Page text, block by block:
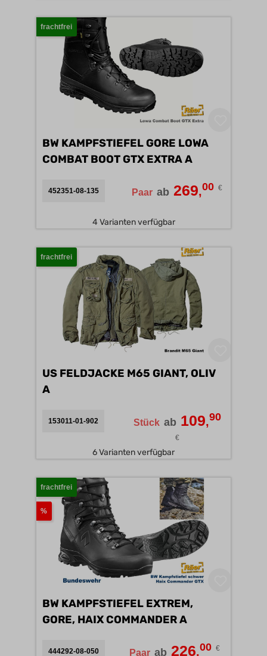
frachtfrei
BW KAMPFSTIEFEL GORE LOWA
COMBAT BOOT GTX EXTRA A
452351-08-135 Paar ab 269,00 €
4 Varianten verfügbar
frachtfrei
US FELDJACKE M65 GIANT, OLIV
A
153011-01-902 Stück ab 109,90
€
6 Varianten verfügbar
frachtfrei
%
BW KAMPFSTIEFEL EXTREM,
GORE, HAIX COMMANDER A
444292-08-050 Paar ab 226,00 €